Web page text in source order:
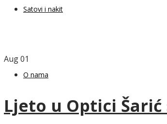
Satovi i nakit
O nama
Aug01
Ljeto u Optici